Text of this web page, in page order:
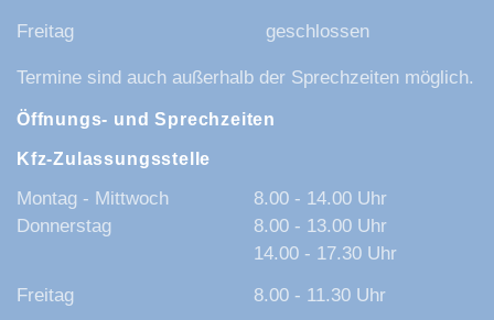
Freitag
geschlossen
Termine sind auch außerhalb der Sprechzeiten möglich.
Öffnungs- und Sprechzeiten
Kfz-Zulassungsstelle
Montag - Mittwoch
8.00 - 14.00 Uhr
Donnerstag
8.00 - 13.00 Uhr
14.00 - 17.30 Uhr
Freitag
8.00 - 11.30 Uhr